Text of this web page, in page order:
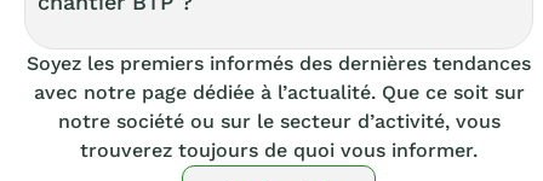
Soyez les premiers informés des dernières tendances
avec notre page dédiée à l’actualité. Que ce soit sur
notre société ou sur le secteur d’activité, vous
trouverez toujours de quoi vous informer.